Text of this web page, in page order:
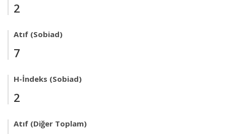
2
Atıf (Sobiad)
7
H-İndeks (Sobiad)
2
Atıf (Diğer Toplam)